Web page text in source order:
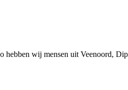
wij mensen uit Veenoord,